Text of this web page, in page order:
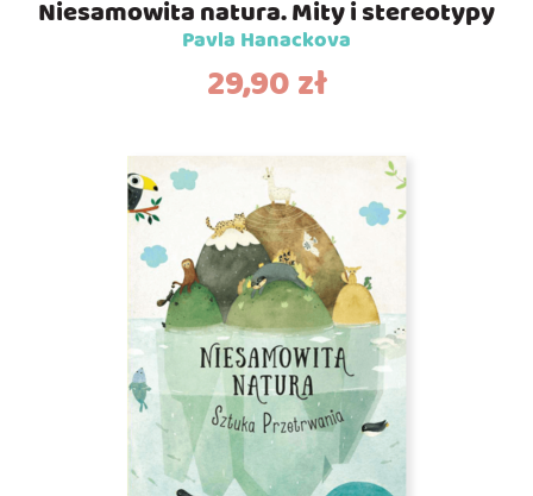
Niesamowita natura. Mity i stereotypy
Pavla Hanackova
29,90zł